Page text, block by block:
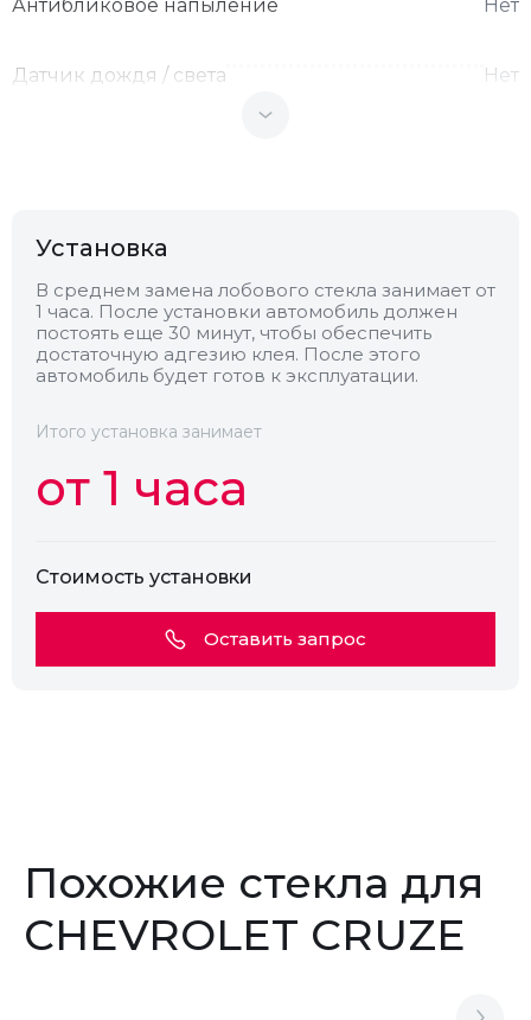
Антибликовое напыление Нет
Датчик дождя / света Нет
Теплопоглощающее Нет
Обогрев
Камера
Установка
В среднем замена лобового стекла занимает от
1 часа. После установки автомобиль должен
постоять еще 30 минут, чтобы обеспечить
достаточную адгезию клея. После этого
автомобиль будет готов к эксплуатации.
Итого установка занимает
от 1 часа
Стоимость установки
Оставить запрос
Похожие стекла для
CHEVROLET CRUZE